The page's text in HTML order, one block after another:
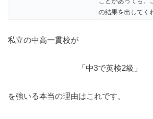
の結果を出してく
私立の中高一貫校が
「中3で英検2級」
を強いる本当の理由はこれです。